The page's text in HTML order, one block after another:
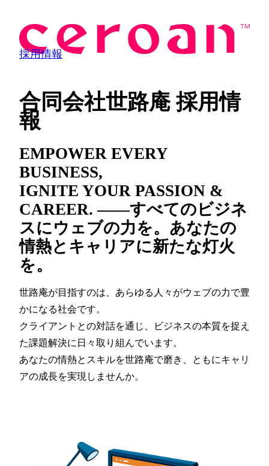
採用情報
合同会社世路庵 採用情
報
EMPOWER EVERY
BUSINESS,
IGNITE YOUR PASSION &
CAREER.――すべてのビジネ
スにウェブの力を。あなたの
情熱とキャリアに新たな灯火
を。
世路庵が目指すのは、あらゆる人々がウェブの力で豊
かになる社会です。
クライアントとの対話を通じ、ビジネスの本質を捉え
た課題解決に日々取り組んでいます。
あなたの情熱とスキルを世路庵で磨き、ともにキャリ
アの成長を実現しませんか。